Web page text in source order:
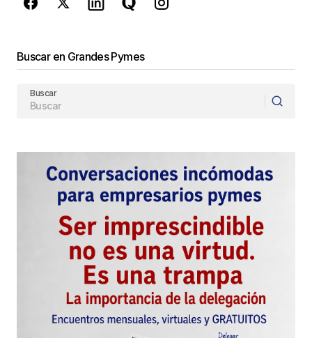
Buscar en Grandes Pymes
Buscar